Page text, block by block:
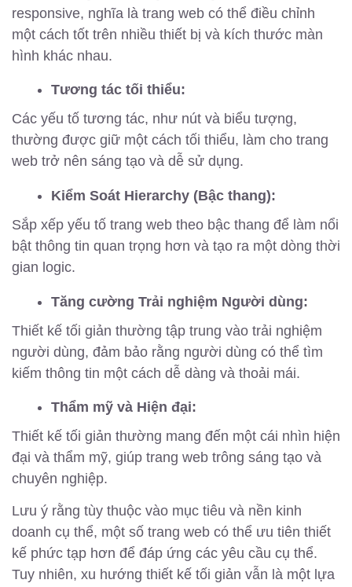
responsive, nghĩa là trang web có thể điều chỉnh
một cách tốt trên nhiều thiết bị và kích thước màn
hình khác nhau.
Tương tác tối thiểu:
Các yếu tố tương tác, như nút và biểu tượng,
thường được giữ một cách tối thiểu, làm cho trang
web trở nên sáng tạo và dễ sử dụng.
Kiểm Soát Hierarchy (Bậc thang):
Sắp xếp yếu tố trang web theo bậc thang để làm nổi
bật thông tin quan trọng hơn và tạo ra một dòng thời
gian logic.
Tăng cường Trải nghiệm Người dùng:
Thiết kế tối giản thường tập trung vào trải nghiệm
người dùng, đảm bảo rằng người dùng có thể tìm
kiếm thông tin một cách dễ dàng và thoải mái.
Thẩm mỹ và Hiện đại:
Thiết kế tối giản thường mang đến một cái nhìn hiện
đại và thẩm mỹ, giúp trang web trông sáng tạo và
chuyên nghiệp.
Lưu ý rằng tùy thuộc vào mục tiêu và nền kinh
doanh cụ thể, một số trang web có thể ưu tiên thiết
kế phức tạp hơn để đáp ứng các yêu cầu cụ thể.
Tuy nhiên, xu hướng thiết kế tối giản vẫn là một lựa